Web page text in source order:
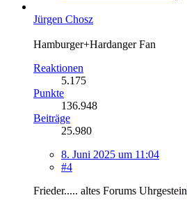
Jürgen Chosz
Hamburger+Hardanger Fan
Reaktionen
5.175
Punkte
136.948
Beiträge
25.980
8. Juni 2025 um 11:04
#4
Frieder..... altes Forums Uhrgestein